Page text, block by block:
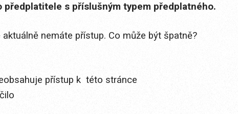
předplatitele s příslušným typem předplatného.
nemáte přístup. Co může být špatně?
přístup k této stránce